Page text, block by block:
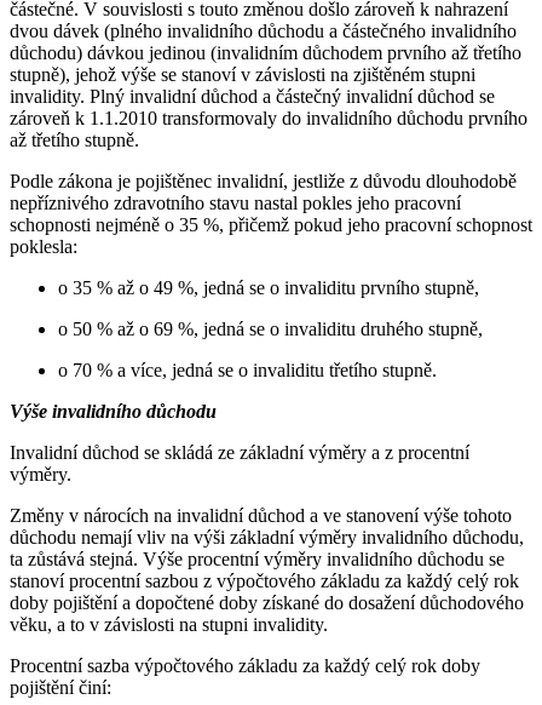
částečné. V souvislosti s touto změnou došlo zároveň k nahrazení
dvou dávek (plného invalidního důchodu a částečného invalidního
důchodu) dávkou jedinou (invalidním důchodem prvního až třetího
stupně), jehož výše se stanoví v závislosti na zjištěném stupni
invalidity. Plný invalidní důchod a částečný invalidní důchod se
zároveň k 1.1.2010 transformovaly do invalidního důchodu prvního
až třetího stupně.
Podle zákona je pojištěnec invalidní, jestliže z důvodu dlouhodobě
nepříznivého zdravotního stavu nastal pokles jeho pracovní
schopnosti nejméně o 35 %, přičemž pokud jeho pracovní schopnost
poklesla:
o 35 % až o 49 %, jedná se o invaliditu prvního stupně,
o 50 % až o 69 %, jedná se o invaliditu druhého stupně,
o 70 % a více, jedná se o invaliditu třetího stupně.
Výše invalidního důchodu
Invalidní důchod se skládá ze základní výměry a z procentní
výměry.
Změny v nárocích na invalidní důchod a ve stanovení výše tohoto
důchodu nemají vliv na výši základní výměry invalidního důchodu,
ta zůstává stejná. Výše procentní výměry invalidního důchodu se
stanoví procentní sazbou z výpočtového základu za každý celý rok
doby pojištění a dopočtené doby získané do dosažení důchodového
věku, a to v závislosti na stupni invalidity.
Procentní sazba výpočtového základu za každý celý rok doby
pojištění činí: